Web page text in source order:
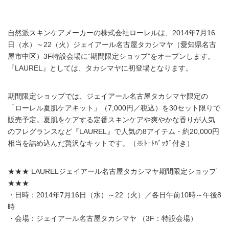
自然派スキンケアメーカーの株式会社ローレルは、2014年7月16
日（水）～22（火）ジェイアール名古屋タカシマヤ（愛知県名古
屋市中区）3F特設会場に“期間限定ショップ”をオープンします。
『LAUREL』としては、タカシマヤに初登場となります。
期間限定ショップでは、ジェイアール名古屋タカシマヤ限定の
「ローレル夏肌ケアキット」（7,000円／税込）を30セット限りで
販売予定。夏肌をケアする定番スキンケアや爽やかな香りが人気
のフレグランスなど『LAUREL』で人気の8アイテム・約20,000円
相当を詰め込んだ贅沢なキットです。（※ﾄｰﾄﾊﾞｯｸﾞ付き）
★★★ LAURELジェイアール名古屋タカシマヤ期間限定ショップ
★★★
・日時：2014年7月16日（水）～22（火）／各日午前10時～午後8
時
・会場：ジェイアール名古屋タカシマヤ （3F：特設会場）